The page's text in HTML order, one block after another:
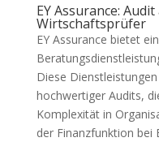
EY Assurance:
Wirtschaftsprüfer
EY Assurance bietet
Diese
hochwertiger Audits,
Komplexität in
der Finanzfunktion bei